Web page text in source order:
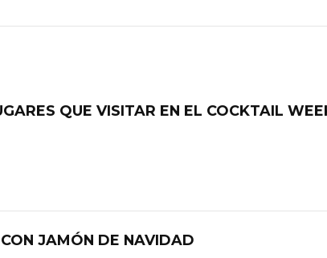
QUE VISITAR EN EL COCKTAIL
JAMÓN DE NAVIDAD